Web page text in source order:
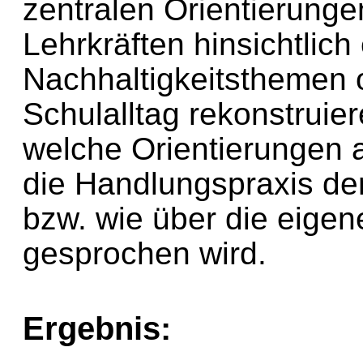
zentralen
Lehrkräften
Nachhaltigkeitsthemen
Schulalltag
welche Orientierungen
die Handlungspraxis
bzw. wie über die
gesprochen wird.
Ergebnis: